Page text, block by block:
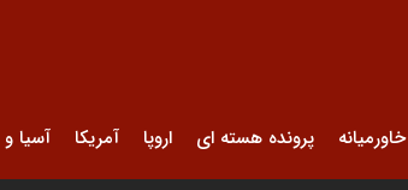
خاورمیانه پرونده هسته ای اروپا آمریکا آسیا و